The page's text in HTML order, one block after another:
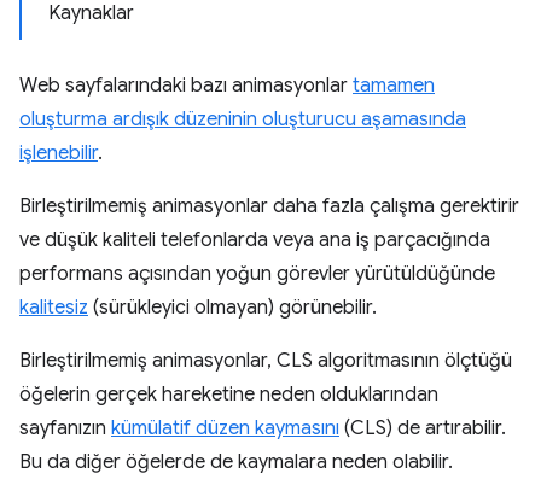
Kaynaklar
Web sayfalarındaki bazı animasyonlar tamamen
oluşturma ardışık düzeninin oluşturucu aşamasında
işlenebilir.
Birleştirilmemiş animasyonlar daha fazla çalışma gerektirir
ve düşük kaliteli telefonlarda veya ana iş parçacığında
performans açısından yoğun görevler yürütüldüğünde
kalitesiz (sürükleyici olmayan) görünebilir.
Birleştirilmemiş animasyonlar, CLS algoritmasının ölçtüğü
öğelerin gerçek hareketine neden olduklarından
sayfanızın kümülatif düzen kaymasını (CLS) de artırabilir.
Bu da diğer öğelerde de kaymalara neden olabilir.